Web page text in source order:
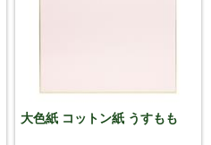
大色紙 コットン紙 うすもも